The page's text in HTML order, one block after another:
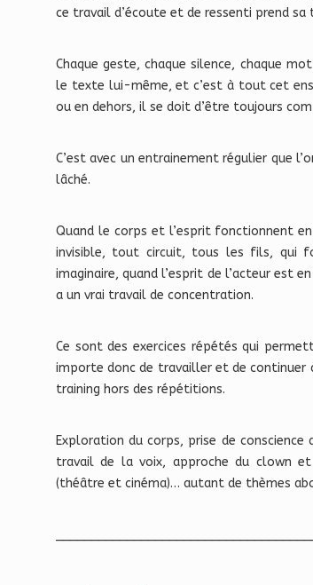
ce travail d’écoute et de ressenti prend sa
Chaque geste, chaque silence, chaque
le texte lui-même, et c’est à tout cet
ou en dehors, il se doit d’être toujours
C’est avec un entrainement régulier que
lâché.
Quand le corps et l’esprit fonctionnent
invisible, tout circuit, tous les fils, qui
imaginaire, quand l’esprit de l’acteur est
a un vrai travail de concentration.
Ce sont des exercices répétés qui
importe donc de travailler et de continuer
training hors des répétitions.
Exploration du corps, prise de
travail de la voix, approche du clown
(théâtre et cinéma)… autant de thèmes